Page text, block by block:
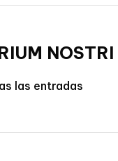
NOSTRI
las entradas